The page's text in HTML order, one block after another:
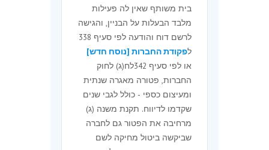
הוראת מעבר
על אף האמור בתקנה 5(א)(2),
חברה רשאית לשלם אגרה שנתית
מופחתת כמפורט בתוספת, במשך
חודשיים מהיום שבו פורסמו תקנות
אלה לראשונה.
בית משותף שאין לה פעילות
מלבד הבעלות על הבניין, והגישה
לרשם דוח והודעה לפי סעיף 338
לפקודת החברות [נוסח חדש]
או לפי סעיף 342לח(ג) לחוק
החברות, פטורה מאגרה שנתית
ומעיצום כספי - כולל לגבי שנים
שקדמו לדיווח. תקנת משנה (ג)
מרחיבה את הפטור גם לחברה
שביקשה ביטול מחיקה לשם